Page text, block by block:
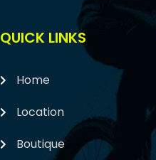
QUICK LINKS
Home
Location
Boutique